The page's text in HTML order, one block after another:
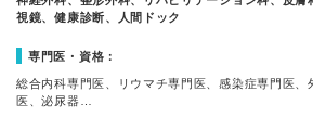
視鏡、健康診断、人間ドック
専門医・資格：
総合内科専門医、リウマチ専門医、感染症専門医、
医、泌尿器…